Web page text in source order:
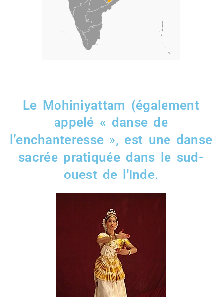
Le Mohiniyattam (également
appelé « danse de
l’enchanteresse », est une danse
sacrée pratiquée dans le sud-
ouest de l'Inde.